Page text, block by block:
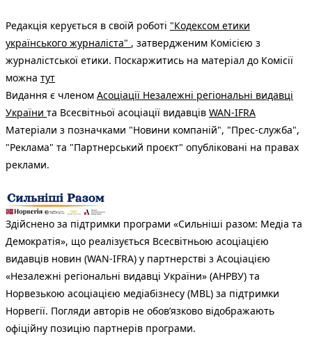
Редакція керується в своїй роботі "Кодексом етики
українського журналіста" , затвердженим Комісією з
журналістської етики. Поскаржитись на матеріал до Комісії
можна тут
Видання є членом Асоціації Незалежні регіональні видавці
України та Всесвітньої асоціації видавців WAN-IFRA
Матеріали з позначками "Новини компаній", "Прес-служба",
"Реклама" та "Партнерський проєкт" опубліковані на правах
реклами.
Здійснено за підтримки програми «Сильніші разом: Медіа та
Демократія», що реалізується Всесвітньою асоціацією
видавців новин (WAN-IFRA) у партнерстві з Асоціацією
«Незалежні регіональні видавці України» (АНРВУ) та
Норвезькою асоціацією медіабізнесу (MBL) за підтримки
Норвегії. Погляди авторів не обов’язково відображають
офіційну позицію партнерів програми.